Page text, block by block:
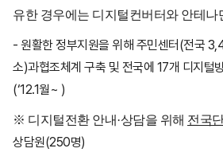
유한 경우에는 디지털컨버터와 안테나
- 원활한 정부지원을 위해 주민센터(전국
소)과협조체계 구축 및 전국에 17개 디지털
(‘12.1월~ )
※ 디지털전환 안내·상담을 위해 전국
상담원(250명)